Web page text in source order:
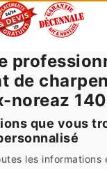
de
noreaz
que vous
les informations